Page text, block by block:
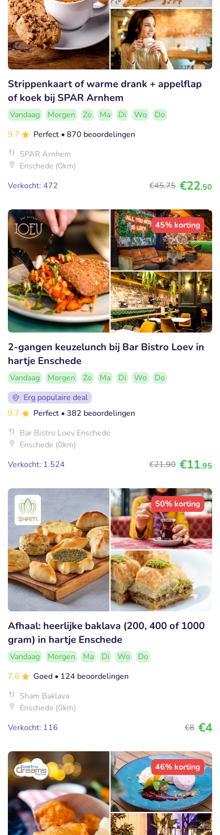
Strippenkaart of warme drank + appelflap
of koek bij SPAR Arnhem
Vandaag Morgen Zo Ma Di Wo
Do
9.7
Perfect • 870 beoordelingen
SPAR Arnhem
Enschede (0km)
Verkocht: 472
€45,75 €22,50
45% korting
2-gangen keuzelunch bij Bar Bistro Loev in
hartje Enschede
Vandaag Morgen Zo Ma Di Wo
Do
Erg populaire deal
9.7
Perfect • 382 beoordelingen
Bar Bistro Loev Enschede
Enschede (0km)
Verkocht: 1.524
€21,90 €11,95
50% korting
Afhaal: heerlijke baklava (200, 400 of 1000
gram) in hartje Enschede
Vandaag Morgen Ma Di Wo
Do
7.6
Goed • 124 beoordelingen
Sham Baklava
Enschede (0km)
Verkocht: 116
€8 €4
46% korting